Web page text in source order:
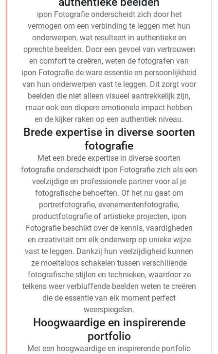
ipon Fotografie onderscheidt zich door het
vermogen om een verbinding te leggen met hun
onderwerpen, wat resulteert in authentieke en
oprechte beelden. Door een gevoel van vertrouwen
en comfort te creëren, weten de fotografen van
ipon Fotografie de ware essentie en persoonlijkheid
van hun onderwerpen vast te leggen. Dit zorgt voor
beelden die niet alleen visueel aantrekkelijk zijn,
maar ook een diepere emotionele impact hebben
en de kijker raken op een authentiek niveau.
Brede expertise in diverse soorten
fotografie
Met een brede expertise in diverse soorten
fotografie onderscheidt ipon Fotografie zich als een
veelzijdige en professionele partner voor al je
fotografische behoeften. Of het nu gaat om
portretfotografie, evenementenfotografie,
productfotografie of artistieke projecten, ipon
Fotografie beschikt over de kennis, vaardigheden
en creativiteit om elk onderwerp op unieke wijze
vast te leggen. Dankzij hun veelzijdigheid kunnen
ze moeiteloos schakelen tussen verschillende
fotografische stijlen en technieken, waardoor ze
telkens weer verbluffende beelden weten te creëren
die de essentie van elk moment perfect
weerspiegelen.
Hoogwaardige en inspirerende
portfolio
Met een hoogwaardige en inspirerende portfolio